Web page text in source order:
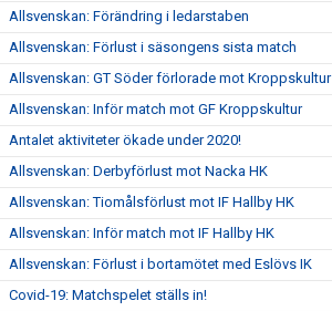
Allsvenskan: Förändring i ledarstaben
Allsvenskan: Förlust i säsongens sista match
Allsvenskan: GT Söder förlorade mot Kroppskultur
Allsvenskan: Inför match mot GF Kroppskultur
Antalet aktiviteter ökade under 2020!
Allsvenskan: Derbyförlust mot Nacka HK
Allsvenskan: Tiomålsförlust mot IF Hallby HK
Allsvenskan: Inför match mot IF Hallby HK
Allsvenskan: Förlust i bortamötet med Eslövs IK
Covid-19: Matchspelet ställs in!